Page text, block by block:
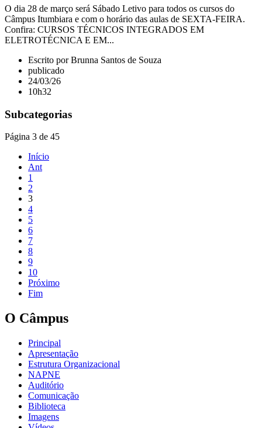
O dia 28 de março será Sábado Letivo para todos os cursos do
Câmpus Itumbiara e com o horário das aulas de SEXTA-FEIRA.
Confira: CURSOS TÉCNICOS INTEGRADOS EM
ELETROTÉCNICA E EM...
Escrito por Brunna Santos de Souza
publicado
24/03/26
10h32
Subcategorias
Página 3 de 45
Início
Ant
1
2
3
4
5
6
7
8
9
10
Próximo
Fim
O Câmpus
Principal
Apresentação
Estrutura Organizacional
NAPNE
Auditório
Comunicação
Biblioteca
Imagens